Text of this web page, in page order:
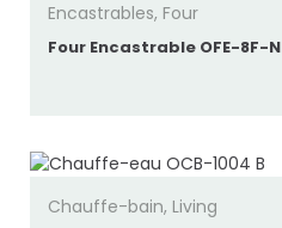
Encastrables, Four
Four Encastrable OFE-8F-N
Chauffe-bain, Living